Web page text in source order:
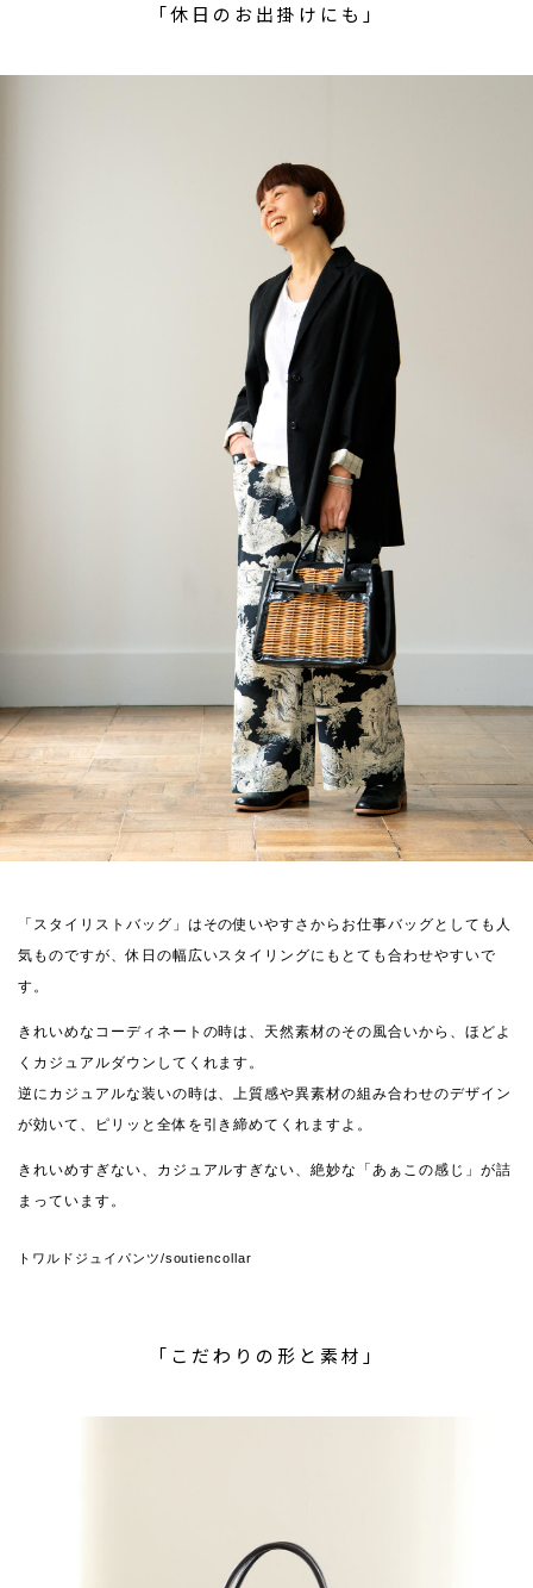
「休日のお出掛けにも」
「スタイリストバッグ」はその使いやすさからお仕事バッグとしても人
気ものですが、休日の幅広いスタイリングにもとても合わせやすいで
す。
きれいめなコーディネートの時は、天然素材のその風合いから、ほどよ
くカジュアルダウンしてくれます。
逆にカジュアルな装いの時は、上質感や異素材の組み合わせのデザイン
が効いて、ピリッと全体を引き締めてくれますよ。
きれいめすぎない、カジュアルすぎない、絶妙な「あぁこの感じ」が詰
まっています。
トワルドジュイパンツ/soutiencollar
「こだわりの形と素材」